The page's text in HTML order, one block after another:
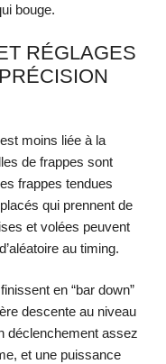
bouge.
RÉGLAGES
moins liée à la
de frappes sont
frappes tendues
qui prennent de
et volées peuvent
au timing.
en “bar down”
descente au niveau
déclenchement assez
et une puissance